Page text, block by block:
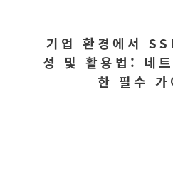
기업 환경에서
성 및 활용법: 네
한 필수 가